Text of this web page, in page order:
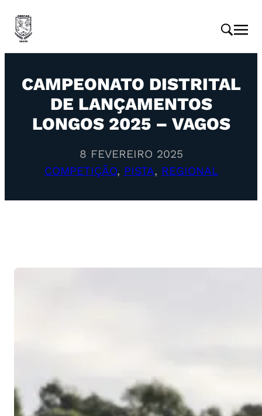
CAMPEONATO DISTRITAL
DE LANÇAMENTOS
LONGOS 2025 – VAGOS
8 FEVEREIRO 2025
COMPETIÇÃO, PISTA, REGIONAL